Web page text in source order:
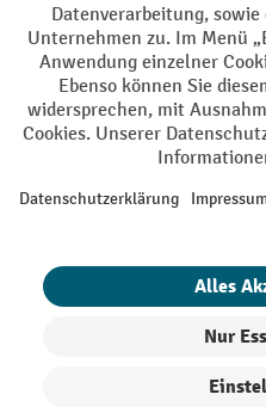
Barrierefreiheit Privacy
Alle Preise exkl. gesetzl.
Nachnahmegebühren, wenn nicht
¹ Der Rabatt gilt so lange der
oder Gutscheinen ist nicht
eingelöst werden. Die Höhe des
Produktkategorie und beträgt bis
Heben | 7% auf Büro).
Ausschluss von Werkzeug. Gilt